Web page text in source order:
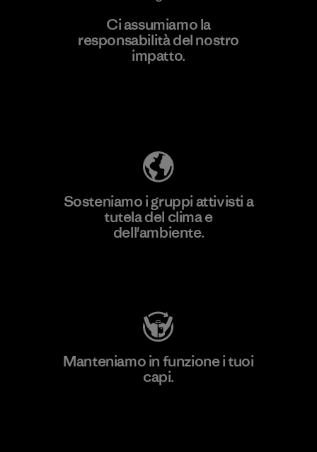
Scopri di più
Ci assumiamo la
responsabilità del nostro
impatto.
Sosteniamo i gruppi attivisti a
tutela del clima e
dell'ambiente.
Manteniamo in funzione i tuoi
capi.